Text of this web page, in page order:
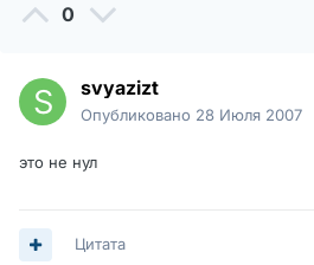
0
svyazizt
Опубликовано 28 Июля 2007
это не нул
Цитата